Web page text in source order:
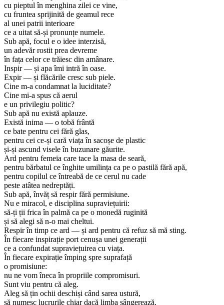
cu pieptul în menghina zilei ce vine,
cu fruntea sprijinită de geamul rece
al unei patrii interioare
ce a uitat să-și pronunțe numele.
Sub apă, focul e o idee interzisă,
un adevăr rostit prea devreme
în fața celor ce trăiesc din amânare.
Inspir — și apa îmi intră în oase.
Expir — și flăcările cresc sub piele.
Cine m-a condamnat la luciditate?
Cine mi-a spus că aerul
e un privilegiu politic?
Sub apă nu există aplauze.
Există inima — o tobă frântă
ce bate pentru cei fără glas,
pentru cei ce-și cară viața în sacoșe de plastic
și-și ascund visele în buzunare găurite.
Ard pentru femeia care tace la masa de seară,
pentru bărbatul ce înghite umilința ca pe o pastilă fără apă,
pentru copilul ce întreabă de ce cerul nu cade
peste atâtea nedreptăți.
Sub apă, învăț să respir fără permisiune.
Nu e miracol, e disciplina supraviețuirii:
să-ți ții frica în palmă ca pe o monedă ruginită
și să alegi să n-o mai cheltui.
Respir în timp ce ard — și ard pentru că refuz să mă sting.
În fiecare inspirație port cenușa unei generații
ce a confundat supraviețuirea cu viața.
În fiecare expirație împing spre suprafață
o promisiune:
nu ne vom îneca în propriile compromisuri.
Sunt viu pentru că aleg.
Aleg să țin ochii deschiși când sarea ustură,
să numesc lucrurile chiar dacă limba sângerează.